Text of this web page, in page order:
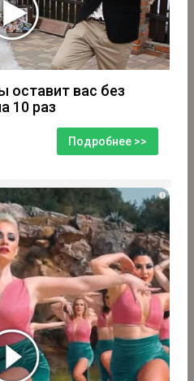
оставит вас без
10 раз
Подробнее >>
i